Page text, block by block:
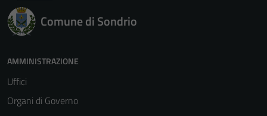
Comune di Sondrio
AMMINISTRAZIONE
Uffici
Organi di Governo